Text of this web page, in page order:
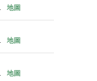
地圖
地圖
地圖